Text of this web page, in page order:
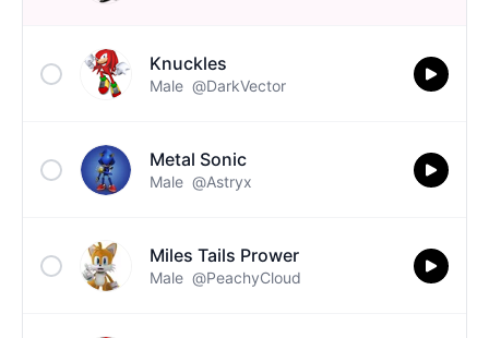
Knuckles
Male @DarkVector
Metal Sonic
Male @Astryx
Miles Tails Prower
Male @PeachyCloud